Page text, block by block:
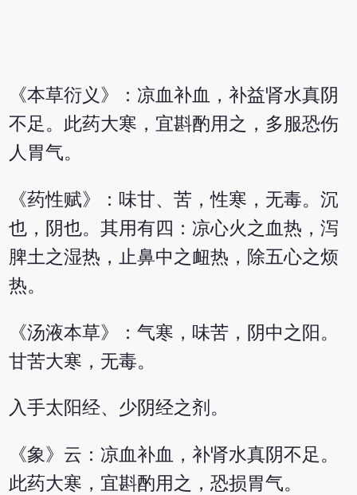
《本草衍义》：凉血补血，补益肾水真阴
不足。此药大寒，宜斟酌用之，多服恐伤
人胃气。
《药性赋》：味甘、苦，性寒，无毒。沉
也，阴也。其用有四：凉心火之血热，泻
脾土之湿热，止鼻中之衄热，除五心之烦
热。
《汤液本草》：气寒，味苦，阴中之阳。
甘苦大寒，无毒。
入手太阳经、少阴经之剂。
《象》云：凉血补血，补肾水真阴不足。
此药大寒，宜斟酌用之，恐损胃气。